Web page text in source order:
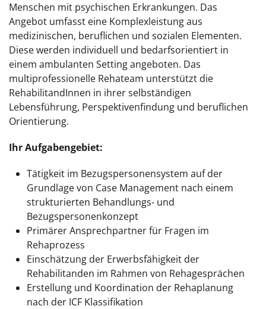
Menschen mit psychischen Erkrankungen. Das
Angebot umfasst eine Komplexleistung aus
medizinischen, beruflichen und sozialen Elementen.
Diese werden individuell und bedarfsorientiert in
einem ambulanten Setting angeboten. Das
multiprofessionelle Rehateam unterstützt die
RehabilitandInnen in ihrer selbständigen
Lebensführung, Perspektivenfindung und beruflichen
Orientierung.
Ihr Aufgabengebiet:
Tätigkeit im Bezugspersonensystem auf der
Grundlage von Case Management nach einem
strukturierten Behandlungs- und
Bezugspersonenkonzept
Primärer Ansprechpartner für Fragen im
Rehaprozess
Einschätzung der Erwerbsfähigkeit der
Rehabilitanden im Rahmen von Rehagesprächen
Erstellung und Koordination der Rehaplanung
nach der ICF Klassifikation